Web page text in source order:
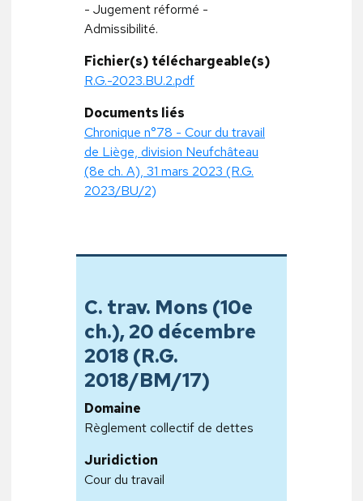
- Jugement réformé -
Admissibilité.
Fichier(s) téléchargeable(s)
R.G.-2023.BU.2.pdf
Documents liés
Chronique n°78 - Cour du travail
de Liège, division Neufchâteau
(8e ch. A), 31 mars 2023 (R.G.
2023/BU/2)
C. trav. Mons (10e
ch.), 20 décembre
2018 (R.G.
2018/BM/17)
Domaine
Règlement collectif de dettes
Juridiction
Cour du travail